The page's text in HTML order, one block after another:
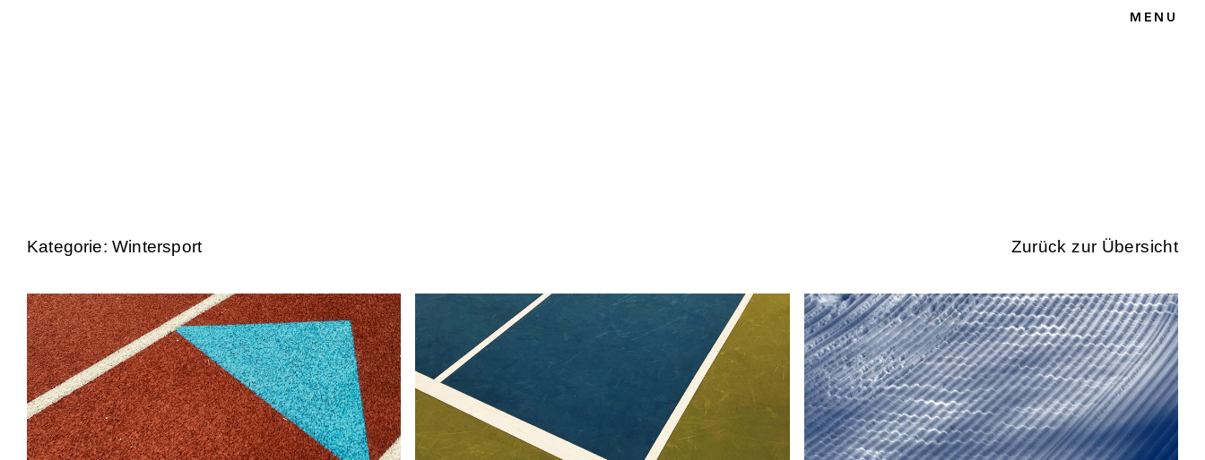
MENU
Kategorie: Wintersport Zurück zur Übersicht